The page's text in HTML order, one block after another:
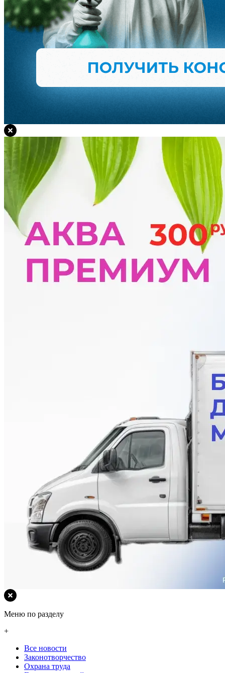
Меню по разделу
+
Все новости
Законотворчество
Охрана труда